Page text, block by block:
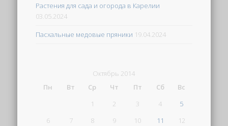
Растения для сада и огорода в Карелии
03.05.2024
Пасхальные медовые пряники 19.04.2024
Октябрь 2014
Пн
Вт Ср Чт Пт Сб
Вс
1
2 3 4
5
6
7 8 9 10 11
12